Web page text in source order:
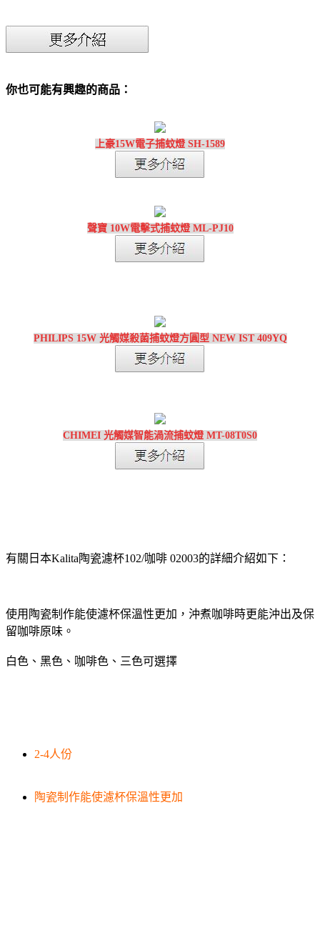
你也可能有興趣的商品：
上豪15W電子捕蚊燈 SH-1589
聲寶 10W電擊式捕蚊燈 ML-PJ10
PHILIPS 15W 光觸媒殺菌捕蚊燈方圓型 NEW IST 409YQ
CHIMEI 光觸媒智能渦流捕蚊燈 MT-08T0S0
有關日本Kalita陶瓷濾杯102/咖啡 02003的詳細介紹如下：
使用陶瓷制作能使濾杯保溫性更加，沖煮咖啡時更能沖出及保
留咖啡原味。
白色、黑色、咖啡色、三色可選擇
2-4人份
陶瓷制作能使濾杯保溫性更加